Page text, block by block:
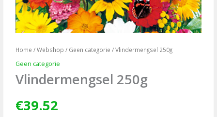
Home /Webshop / Geen categorie / Vlindermengsel 250g
Geen categorie
Vlindermengsel 250g
€39.52